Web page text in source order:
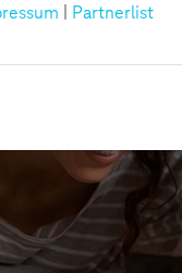
Partnerlist